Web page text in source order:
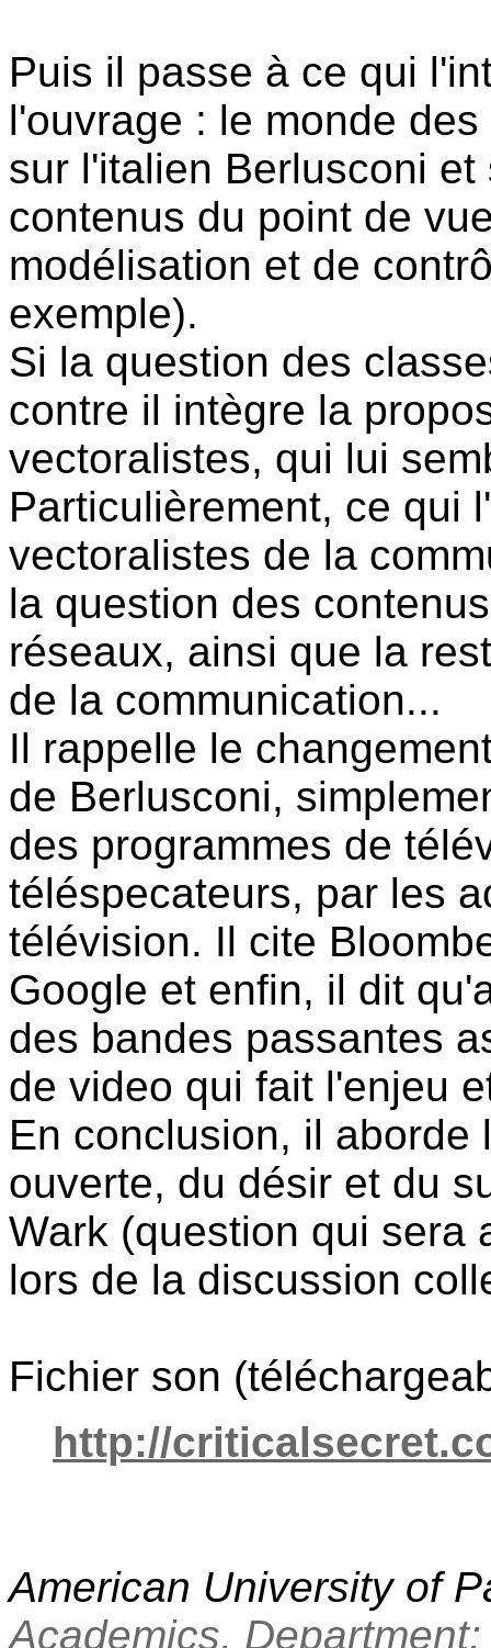
Puis il passe à ce qui
l'ouvrage : le monde
sur l'italien Berlusconi
contenus du point de
modélisation et de
exemple).
Si la question des
contre il intègre la
vectoralistes, qui lui
Particulièrement, ce qui
vectoralistes de la
la question des
réseaux, ainsi que la
de la communication...
Il rappelle le
de Berlusconi,
des programmes de
téléspecateurs, par les
télévision. Il cite
Google et enfin, il dit
des bandes passantes
de video qui fait l'enjeu
En conclusion, il
ouverte, du désir et du
Wark (question qui sera
lors de la discussion
Fichier son
http://
American University of
Academics,